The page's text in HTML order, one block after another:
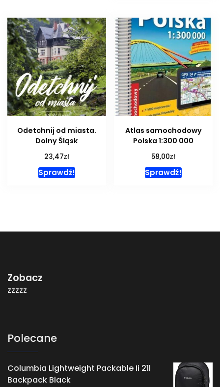
Odetchnij od miasta.
Dolny Śląsk
23,47zł
Sprawdź!
Atlas samochodowy
Polska 1:300 000
58,00zł
Sprawdź!
Zobacz
zzzzz
Polecane
Columbia Lightweight Packable Ii 21l
Backpack Black